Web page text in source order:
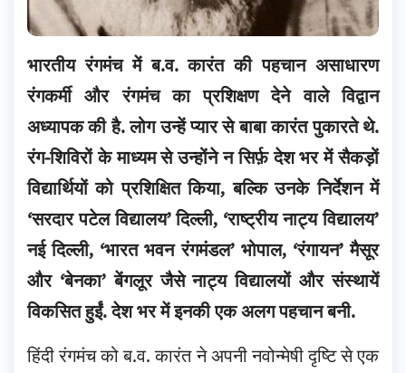
भारतीय रंगमंच में ब.व. कारंत की पहचान असाधारण
रंगकर्मी और रंगमंच का प्रशिक्षण देने वाले विद्वान
अध्यापक की है. लोग उन्हें प्यार से बाबा कारंत पुकारते थे.
रंग-शिविरों के माध्यम से उन्होंने न सिर्फ़ देश भर में सैकड़ों
विद्यार्थियों को प्रशिक्षित किया, बल्कि उनके निर्देशन में
‘सरदार पटेल विद्यालय’ दिल्ली, ‘राष्ट्रीय नाट्य विद्यालय’
नई दिल्ली, ‘भारत भवन रंगमंडल’ भोपाल, ‘रंगायन’ मैसूर
और ‘बेनका’ बेंगलूर जैसे नाट्य विद्यालयों और संस्थायें
विकसित हुईं. देश भर में इनकी एक अलग पहचान बनी.
हिंदी रंगमंच को ब.व. कारंत ने अपनी नवोन्मेषी दृष्टि से एक